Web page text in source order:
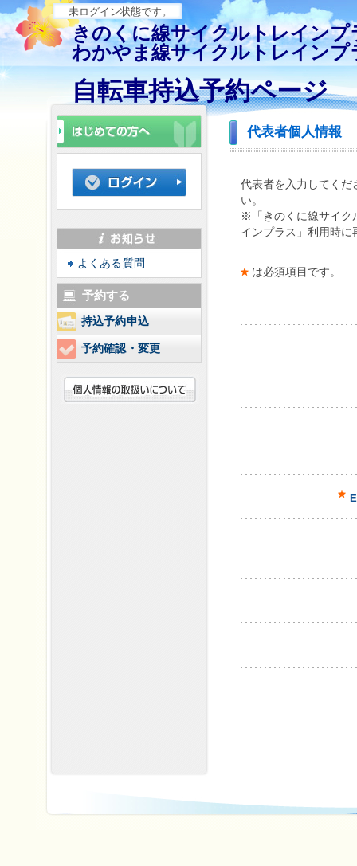
未ログイン状態です。
きのくに線サイクルトレイン
わかやま線サイクルトレイン
自転車持込予約ページ
よくある質問
予約する
持込予約申込
予約確認・変更
代表者個人情報
代表者を入力してく
い。
※「きのくに線サイク
インプラス」利用時
は必須項目です。